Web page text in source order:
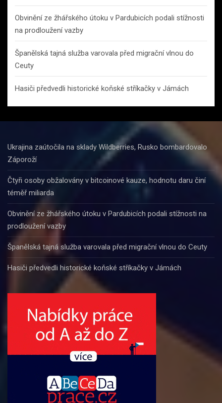
Obvinění ze žhářského útoku v Pardubicích podali stížnosti
na prodloužení vazby
Španělská tajná služba varovala před migrační vlnou do
Ceuty
Hasiči předvedli historické koňské stříkačky v Jámách
Ukrajina zaútočila na sklady Wildberries, Rusko bombardovalo
Záporoží
Čtyři osoby obžalovány v bitcoinové kauze, hodnotu daru činí
téměř miliarda
Obvinění ze žhářského útoku v Pardubicích podali stížnosti na
prodloužení vazby
Španělská tajná služba varovala před migrační vlnou do Ceuty
Hasiči předvedli historické koňské stříkačky v Jámách